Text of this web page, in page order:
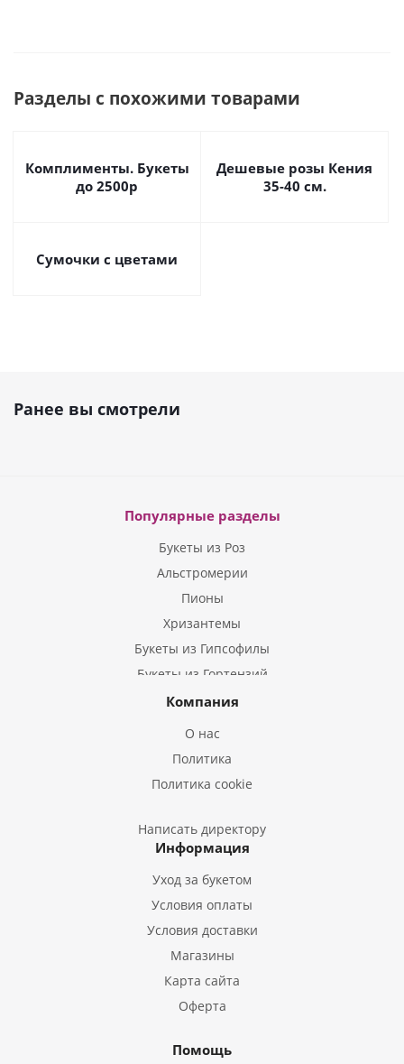
Разделы с похожими товарами
Комплименты. Букеты
до 2500р
Дешевые розы Кения
35-40 см.
Сумочки с цветами
Ранее вы смотрели
Популярные разделы
Букеты из Роз
Альстромерии
Пионы
Хризантемы
Букеты из Гипсофилы
Букеты из Гортензий
Букеты из Ирисов
Букеты из Эустом
Букеты из Гладиолусов
Букеты из Тюльпанов
Компания
О нас
Политика
Политика cookie
Написать директору
Информация
Уход за букетом
Условия оплаты
Условия доставки
Магазины
Карта сайта
Оферта
Помощь